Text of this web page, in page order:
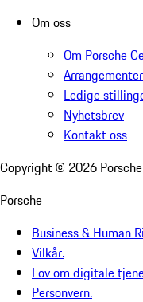
Om oss
Om Porsche
Arrangementer
Ledige
Nyhetsbrev
Kontakt oss
Copyright © 2026
Porsche
Business & Human
Vilkår.
Lov om digitale
Personvern.